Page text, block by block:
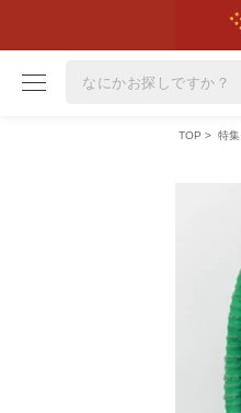
TOP > 特集